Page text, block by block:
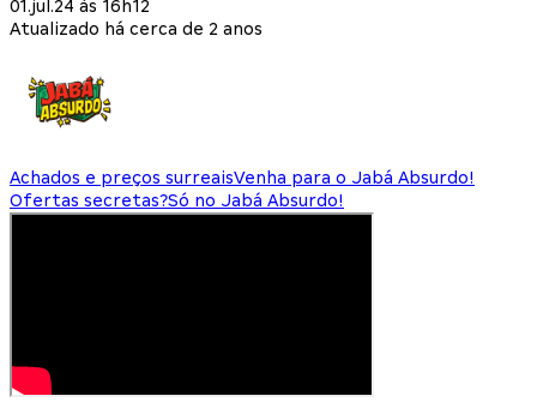
01.jul.24 às 16h12
Atualizado há cerca de 2 anos
Achados e preços surreaisVenha para o Jabá Absurdo!
Ofertas secretas?Só no Jabá Absurdo!